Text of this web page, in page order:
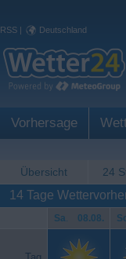
RSS | Deutschland
Vorhersage
Übersicht 24
14 Tage
Sa. 08.08.